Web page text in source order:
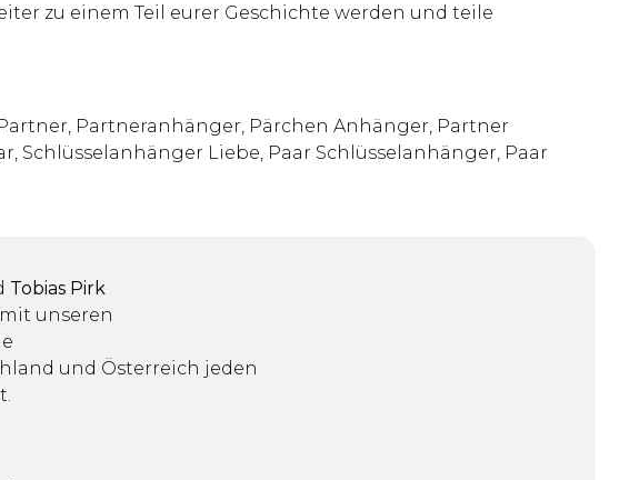
zu einem Teil eurer Geschichte werden und teile
Partneranhänger, Pärchen Anhänger, Partner
Schlüsselanhänger Liebe, Paar Schlüsselanhänger, Paar
Tobias Pirk
unseren
und Österreich jeden